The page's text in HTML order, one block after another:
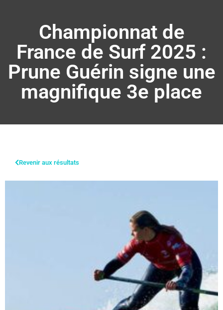
Championnat de
France de Surf 2025 :
Prune Guérin signe une
magnifique 3e place
Revenir aux résultats